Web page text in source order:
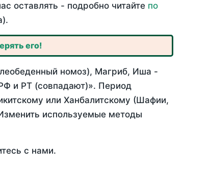
оставлять - подробно читайте по
его!
номоз), Магриб, Иша -
и РТ (совпадают)». Период
или Ханбалитскому (Шафии,
используемые методы
с нами.